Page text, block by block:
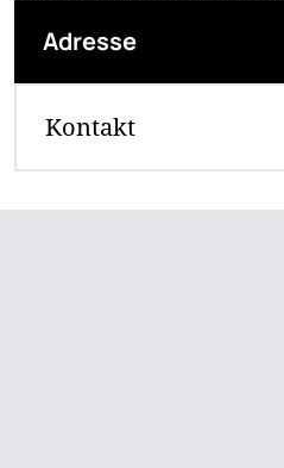
Adresse
Kontakt